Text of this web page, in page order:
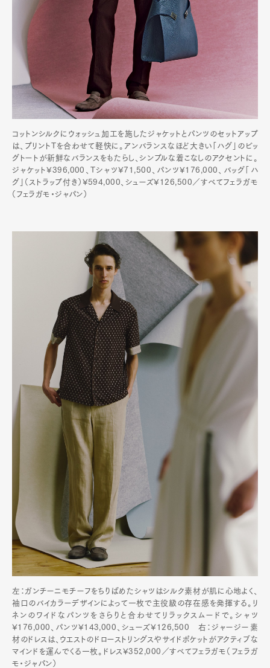
コットンシルクにウォッシュ加工を施したジャケットとパンツのセットアップ
は、プリントTを合わせて軽快に。アンバランスなほど大きい「ハグ」のビッ
グトートが新鮮なバランスをもたらし、シンプルな着こなしのアクセントに。
ジャケット¥396,000、Tシャツ¥71,500、パンツ¥176,000、バッグ「ハ
グ」（ストラップ付き）¥594,000、シューズ¥126,500／すべてフェラガモ
（フェラガモ・ジャパン）
左：ガンチーニモチーフをちりばめたシャツはシルク素材が肌に心地よく、
袖口のバイカラーデザインによって一枚で主役級の存在感を発揮する。リ
ネンのワイドなパンツをさらりと合わせてリラックスムードで。シャツ
¥176,000、パンツ¥143,000、シューズ¥126,500 右：ジャージー素
材のドレスは、ウエストのドローストリングスやサイドポケットがアクティブな
マインドを運んでくる一枚。ドレス¥352,000／すべてフェラガモ（フェラガ
モ・ジャパン）